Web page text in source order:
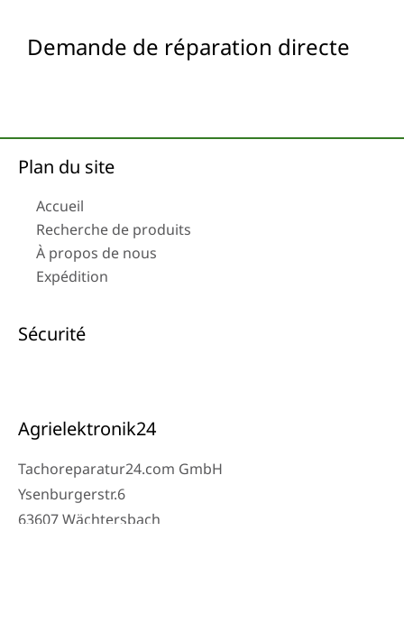
Demande de réparation directe
Plan du site
Accueil
Recherche de produits
À propos de nous
Expédition
Sécurité
Agrielektronik24
Tachoreparatur24.com GmbH
Ysenburgerstr.6
63607 Wächtersbach